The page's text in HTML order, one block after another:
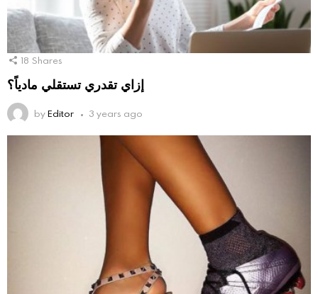
18 Shares
إزاي تقدري تستقلي مادياً؟
byEditor 3 years ago